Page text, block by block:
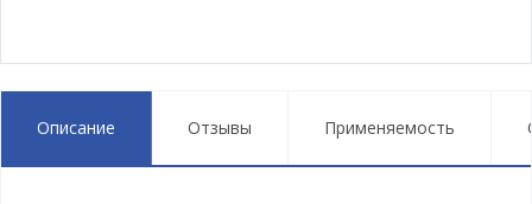
Описание Отзывы Применяемость